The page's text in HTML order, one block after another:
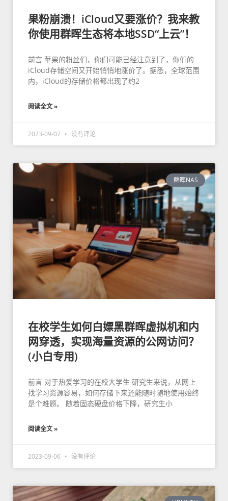
果粉崩溃！iCloud又要涨价？我来教
你使用群晖生态将本地SSD“上云”！
前言 苹果的粉丝们，你们可能已经注意到了，你们的
iCloud存储空间又开始悄悄地涨价了。据悉，全球范围
内，iCloud的存储价格都出现了约2
阅读全文 »
2023-09-07 没有评论
群晖NAS
在校学生如何白嫖黑群晖虚拟机和内
网穿透，实现海量资源的公网访问？
(小白专用)
前言 对于热爱学习的在校大学生 研究生来说，从网上
找学习资源容易，如何存储下来还能随时随地使用始终
是个难题。 随着固态硬盘价格下降，研究生小
阅读全文 »
2023-09-06 没有评论